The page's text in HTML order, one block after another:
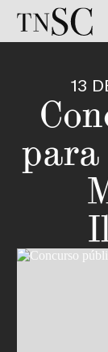
13
para